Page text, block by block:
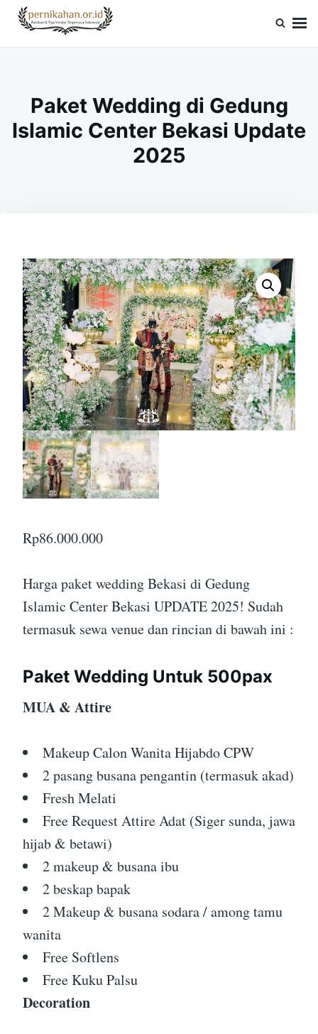
SkipSearch
for:
Paket Wedding di Gedung
Islamic Center Bekasi Update
2025
Rp86.000.000
Harga paket wedding Bekasi di Gedung
Islamic Center Bekasi UPDATE 2025! Sudah
termasuk sewa venue dan rincian di bawah ini :
Paket Wedding Untuk 500pax
MUA & Attire
Makeup Calon Wanita Hijabdo CPW
2 pasang busana pengantin (termasuk akad)
Fresh Melati
Free Request Attire Adat (Siger sunda, jawa
hijab & betawi)
2 makeup & busana ibu
2 beskap bapak
2 Makeup & busana sodara / among tamu
wanita
Free Softlens
Free Kuku Palsu
Decoration